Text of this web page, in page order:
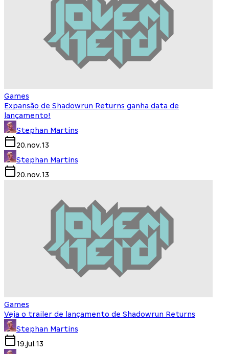
Games
Expansão de Shadowrun Returns ganha data de
lançamento!
Stephan Martins
20.nov.13
Stephan Martins
20.nov.13
Games
Veja o trailer de lançamento de Shadowrun Returns
Stephan Martins
19.jul.13